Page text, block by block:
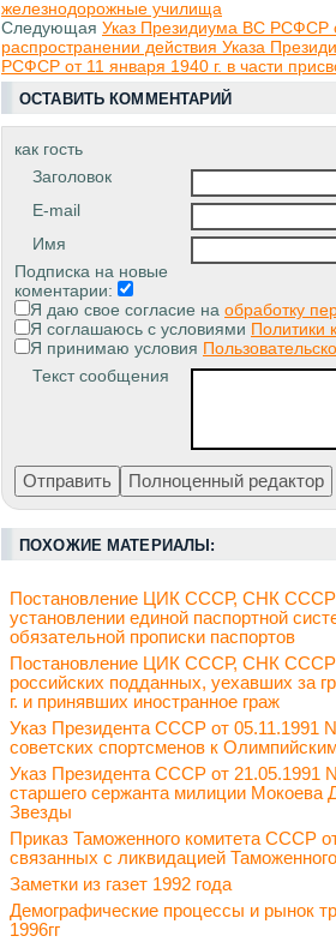
железнодорожные училища
Следующая Указ Президиума ВС РСФСР
распространении действия Указа
РСФСР от 11 января 1940 г. в части
ОСТАВИТЬ КОММЕНТАРИЙ
как гость
Заголовок
E-mail
Имя
Подписка на новые
коментарии:
Я даю свое согласие на обработку
Я соглашаюсь с условиями Политики
Я принимаю условия
Текст сообщения
ПОХОЖИЕ МАТЕРИАЛЫ:
Постановление ЦИК СССР, СНК СССР
установлении единой паспортной
обязательной прописки паспортов
Постановление ЦИК СССР, СНК СССР
российских подданных, уехавших за
г. и принявших иностранное граж
Указ Президента СССР от 05.11.1991
советских спортсменов к
Указ Президента СССР от 21.05.1991
старшего сержанта милиции Мокоева
Звезды
Приказ Таможенного комитета СССР
связанных с ликвидацией
Заметки из газет 1992 года
Демографические процессы и рынок
1996гг